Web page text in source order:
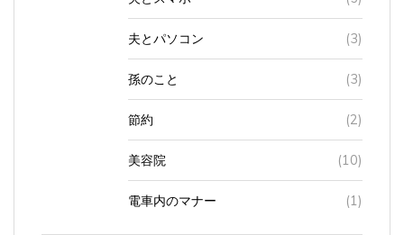
夫とパソコン (3)
孫のこと (3)
節約 (2)
美容院 (10)
電車内のマナー (1)